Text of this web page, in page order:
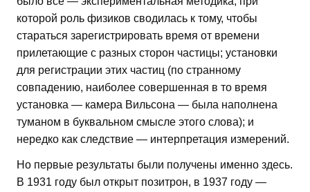
которой роль физиков сводилась к тому, чтобы
стараться зарегистрировать время от времени
прилетающие с разных сторон частицы; установки
для регистрации этих частиц (по странному
совпадению, наиболее совершенная в то время
установка — камера Вильсона — была наполнена
туманом в буквальном смысле этого слова); и
нередко как следствие — интерпретация измерений.
Но первые результаты были получены именно здесь.
В 1931 году был открыт позитрон, в 1937 году —